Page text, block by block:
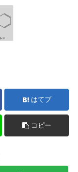
はてブ
コピー